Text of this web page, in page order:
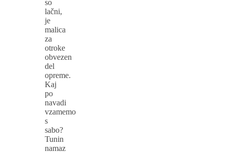
so
lačni,
je
malica
za
otroke
obvezen
del
opreme.
Kaj
po
navadi
vzamemo
s
sabo?
Tunin
namaz